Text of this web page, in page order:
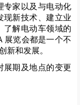
专家以及与电动化
现新技术、建立业
了解电动车领域的
展览会都是一个不
新和发展。
展期及地点的变更